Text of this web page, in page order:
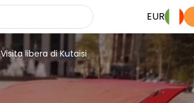
EUR
Visita libera di Kutaisi